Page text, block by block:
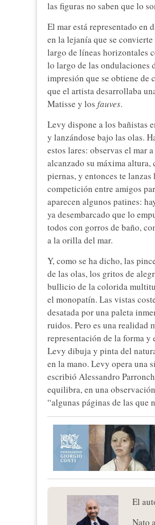
las figuras no saben que lo
El mar está representado en
en la lejanía que se
largo de líneas horizontales
lo largo de las ondulaciones
impresión que se obtiene de
que el artista desarrollaba
Matisse y los fauves.
Levy dispone a los bañistas
y lanzándose bajo las olas.
estos lares: observas el mar
alcanzado su máxima altura,
piernas, y entonces te
competición entre amigos
aparecen algunos patines:
ya desembarcado que lo
todos con gorros de baño,
a la orilla del mar.
Y, como se ha dicho, las
de las olas, los gritos de
bullicio de la colorida
el monopatín. Las vistas
desatada por una paleta
ruidos. Pero es una realidad
representación de la forma
Levy dibuja y pinta del
en la mano. Levy opera una
escribió Alessandro
equilibra, en una
“algunas páginas de las que
El
Nato